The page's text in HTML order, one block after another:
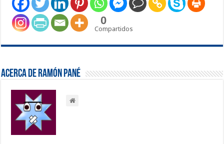
0
Compartidos
Acerca de Ramón Pané